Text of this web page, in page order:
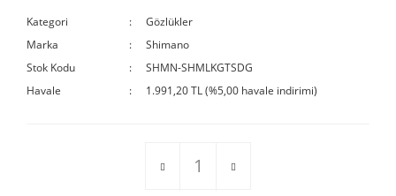
Kategori
Gözlükler
Marka
Shimano
Stok Kodu
SHMN-SHMLKGTSDG
Havale
1.991,20 TL (%5,00 havale indirimi)